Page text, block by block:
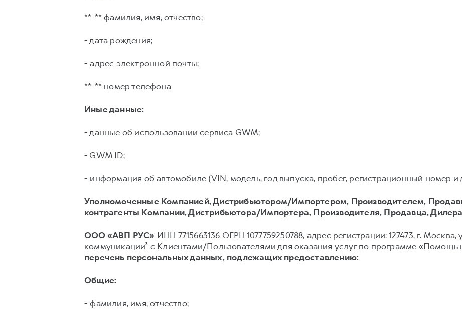
**-** фамилия, имя, отчество;
-дата рождения;
- адрес электронной почты;
**-** номер телефона
Иные данные:
-данные об использовании сервиса GWM;
- GWM ID;
- информация об автомобиле (VIN, модель, год выпуска, пробег, регистрационный номер и
Уполномоченные Компанией, Дистрибьютором/Импортером, Производителем,
контрагенты Компании, Дистрибьютора/Импортера, Производителя, Продавца,
ООО «АВП РУС» ИНН 7715663136 ОГРН 1077759250788, адрес регистрации: 127473, г.
коммуникации³ с Клиентами/Пользователями для оказания услуг по программе «Помощь
перечень персональных данных, подлежащих предоставлению:
Общие:
- фамилия, имя, отчество;